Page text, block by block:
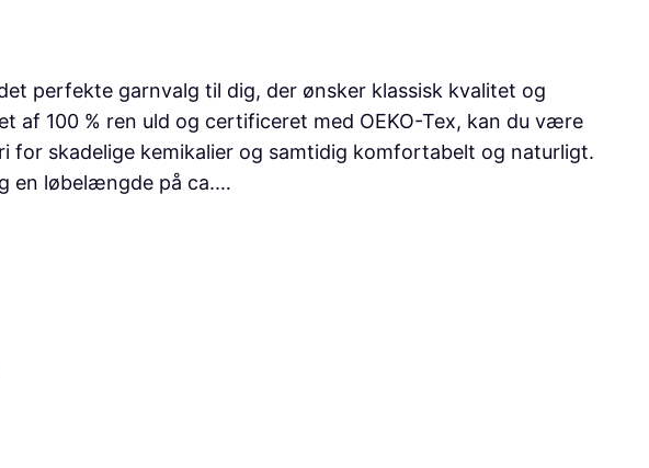
perfekte garnvalg til dig, der ønsker klassisk kvalitet og
af 100 % ren uld og certificeret med OEKO-Tex, kan du være
for skadelige kemikalier og samtidig komfortabelt og naturligt.
en løbelængde på ca.…